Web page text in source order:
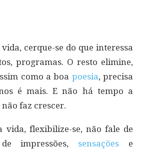
cerque-se do que interessa
programas. O resto elimine,
como a boa poesia, precisa
é mais. E não há tempo a
faz crescer.
vida, flexibilize-se, não fale de
impressões, sensações e